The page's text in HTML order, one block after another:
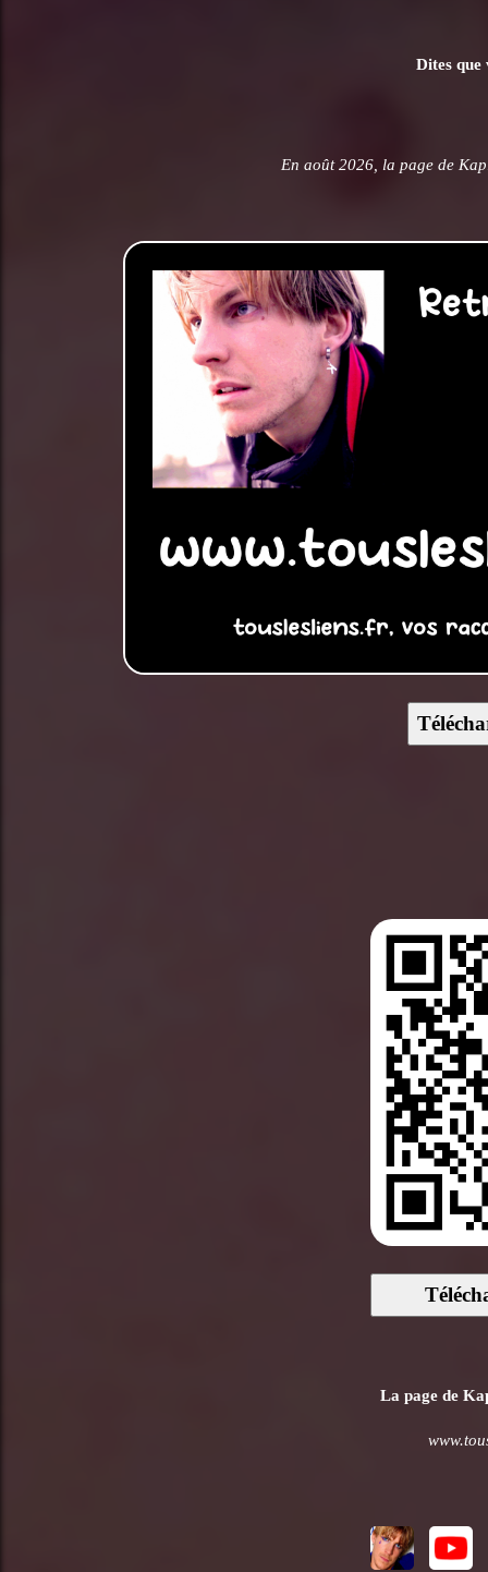
Dites que
En août 2026, la page de
La page de